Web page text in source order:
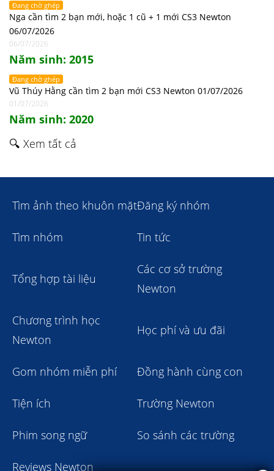
Đang chờ ghép
Nga cần tìm 2 bạn mới, hoặc 1 cũ + 1 mới CS3 Newton
06/07/2026
06/07/2026
Năm sinh: 2015
Đang chờ ghép
Vũ Thúy Hằng cần tìm 2 bạn mới CS3 Newton 01/07/2026
01/07/2026
Năm sinh: 2020
🔍 Xem tất cả
Tìm ảnh theo khuôn mặtĐăng ký nhóm
Tìm nhóm Tin tức
Tổng hợp tài liệu
Các cơ sở trường
Newton
Chương trình học
Newton
Học phí và ưu đãi
Gom nhóm miễn phí Đồng hành cùng con
Tiện ích Trường Newton
Phim song ngữ So sánh các trường
Reviews Newton